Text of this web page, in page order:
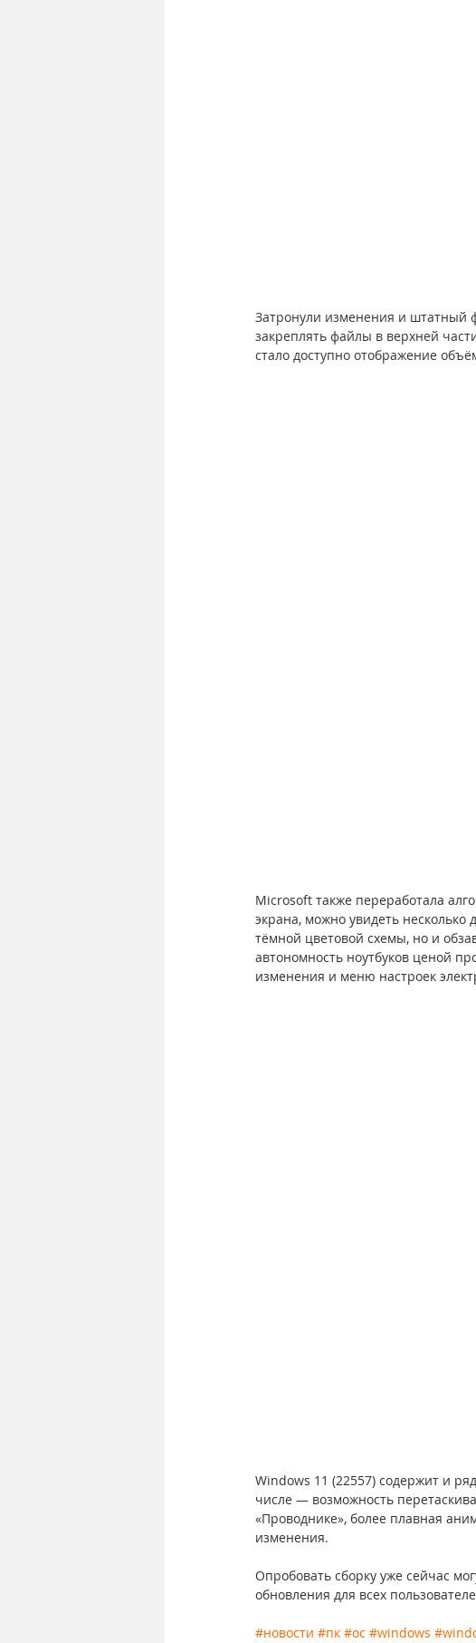
Затронули изменения и штатный
закреплять файлы в верхней
стало доступно отображение
Microsoft также переработала
экрана, можно увидеть несколько
тёмной цветовой схемы, но и
автономность ноутбуков ценой
изменения и меню настроек
Windows 11 (22557) содержит и
числе — возможность
«Проводнике», более плавная
изменения.
Опробовать сборку уже сейчас
обновления для всех
#новости #пк #ос #windows